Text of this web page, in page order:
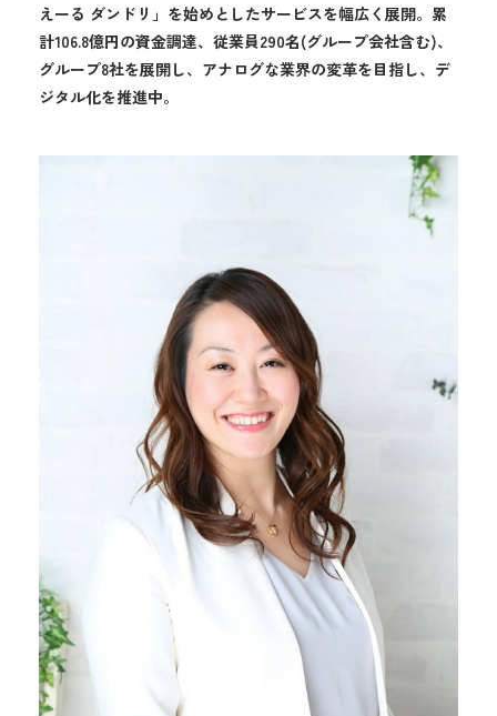
えーる ダンドリ」を始めとしたサービスを幅広く展開。累
計106.8億円の資金調達、従業員290名(グループ会社含む)、
グループ8社を展開し、アナログな業界の変革を目指し、デ
ジタル化を推進中。